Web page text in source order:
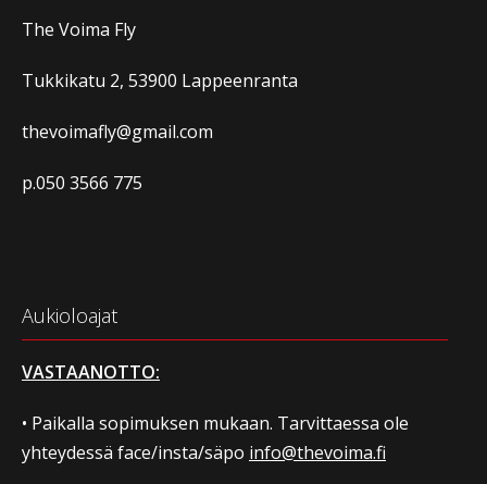
The Voima Fly
Tukkikatu 2, 53900 Lappeenranta
thevoimafly@gmail.com
p.050 3566 775
Aukioloajat
VASTAANOTTO:
• Paikalla sopimuksen mukaan. Tarvittaessa ole
yhteydessä face/insta/säpo info@thevoima.fi